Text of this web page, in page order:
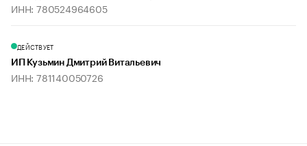
ИНН: 780524964605
ДЕЙСТВУЕТ
ИП Кузьмин Дмитрий Витальевич
ИНН: 781140050726